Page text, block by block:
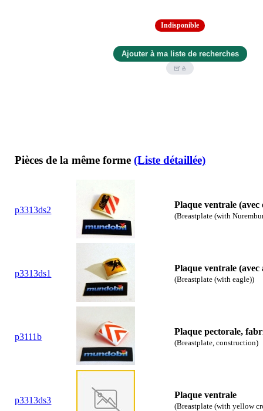
Indisponible
Pièces de la même forme(Liste détaillée)
p3313ds2
Plaque ventrale
(Breastplate (with
p3313ds1
Plaque ventrale (avec
(Breastplate (with eagle))
p3111b
Plaque pectorale,
(Breastplate, construction)
p3313ds3
Plaque ventrale
(Breastplate (with yellow